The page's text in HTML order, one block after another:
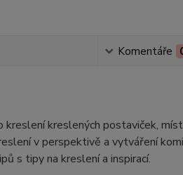
Komentáře
kreslených postaviček,
v perspektivě a vytváření
s tipy na kreslení a inspirací.